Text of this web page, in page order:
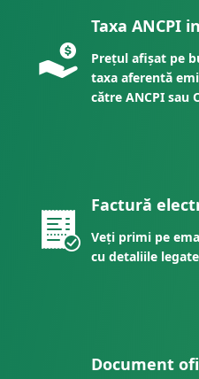
Taxa ANCPI
Prețul afișat pe
taxa aferentă
către ANCPI sau
Factură
Veți primi pe
cu detaliile
Document